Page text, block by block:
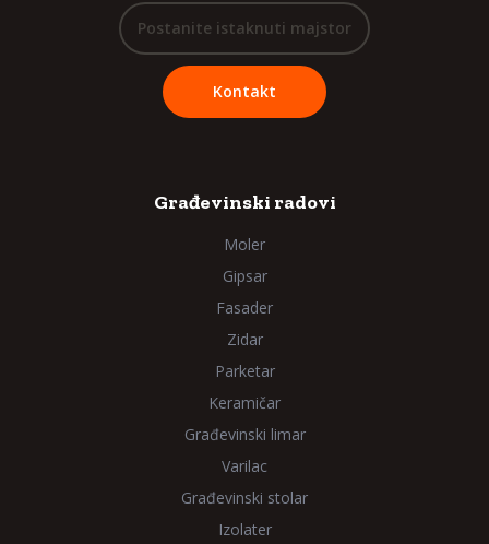
Postanite istaknuti majstor
Kontakt
Građevinski radovi
Moler
Gipsar
Fasader
Zidar
Parketar
Keramičar
Građevinski limar
Varilac
Građevinski stolar
Izolater